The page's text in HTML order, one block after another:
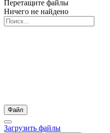
Перетащите файлы
Ничего не найдено
Файл
Загрузить файлы